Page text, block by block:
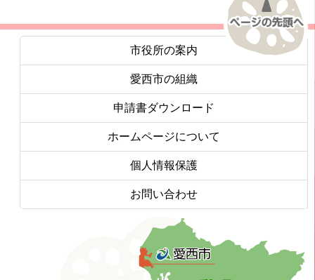
市役所の案内
愛西市の組織
申請書ダウンロード
ホームページについて
個人情報保護
お問い合わせ